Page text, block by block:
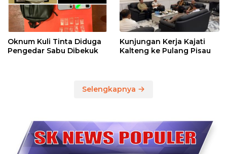
Oknum Kuli Tinta Diduga
Pengedar Sabu Dibekuk
Kunjungan Kerja Kajati
Kalteng ke Pulang Pisau
Selengkapnya